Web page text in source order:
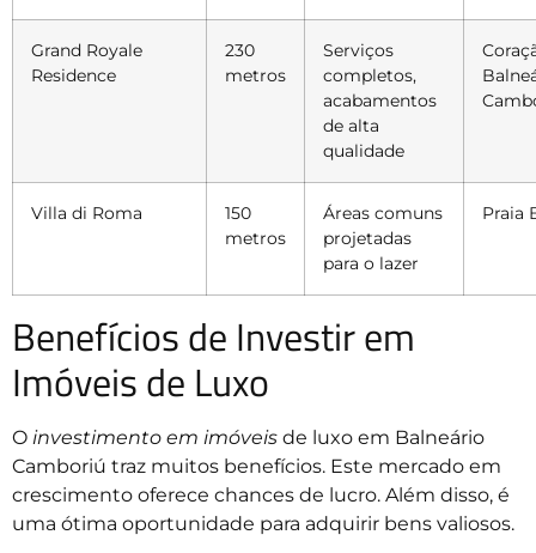
Grand Royale
Residence
230
metros
Serviços
completos,
acabamentos
de alta
qualidade
Villa di Roma
150
metros
Áreas comuns
projetadas
para o lazer
Praia
Benefícios de Investir em
Imóveis de Luxo
O investimento em imóveis de luxo em Balneário
Camboriú traz muitos benefícios. Este mercado em
crescimento oferece chances de lucro. Além disso, é
uma ótima oportunidade para adquirir bens valiosos.